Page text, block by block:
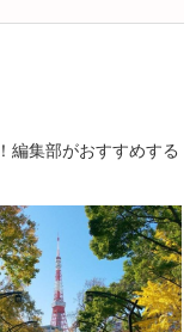
編集部がおすすめする